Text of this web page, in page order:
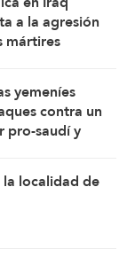
a la agresión
mártires
yemeníes
contra un
pro-saudí y
escalada
localidad de